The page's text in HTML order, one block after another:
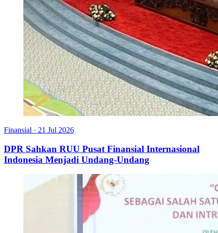
Finansial · 21 Jul 2026
DPR Sahkan RUU Pusat Finansial Internasional
Indonesia Menjadi Undang-Undang